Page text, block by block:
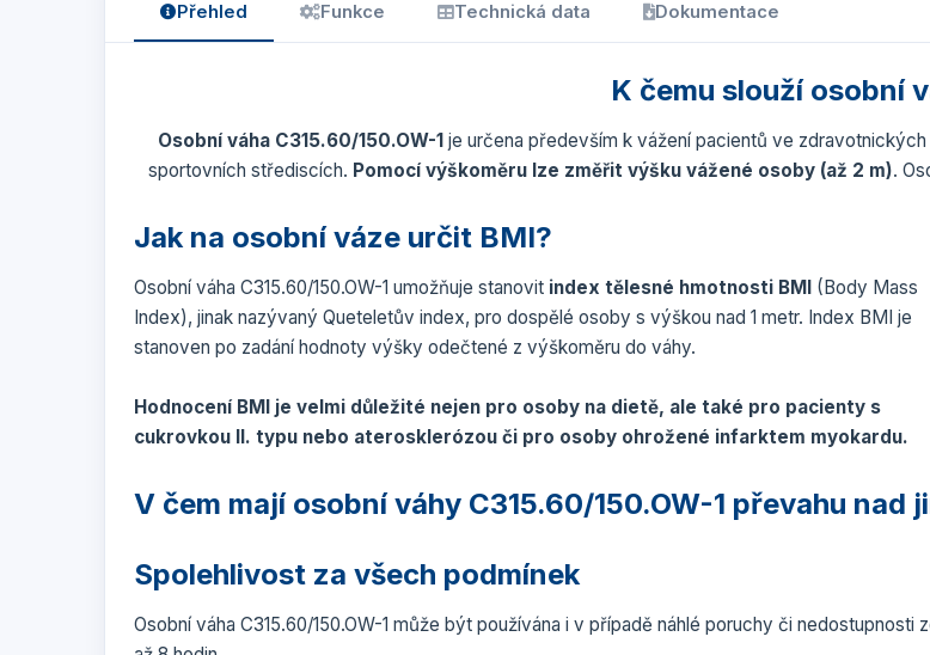
Přehled Funkce Technická data Dokumentace
K čemu slouží osobní
Osobní váha C315.60/150.OW-1 je určena především k vážení pacientů ve
sportovních střediscích. Pomocí výškoměru lze změřit výšku vážené osoby (až 2 m).
Jak na osobní váze určit BMI?
Osobní váha C315.60/150.OW-1 umožňuje stanovit index tělesné hmotnosti BMI (Body Mass
Index), jinak nazývaný Queteletův index, pro dospělé osoby s výškou nad 1 metr. Index BMI je
stanoven po zadání hodnoty výšky odečtené z výškoměru do váhy.
Hodnocení BMI je velmi důležité nejen pro osoby na dietě, ale také pro pacienty s
cukrovkou II. typu nebo aterosklerózou či pro osoby ohrožené infarktem myokardu.
V čem mají osobní váhy C315.60/150.OW-1 převahu
Spolehlivost za všech podmínek
Osobní váha C315.60/150.OW-1 může být používána i v případě náhlé poruchy či